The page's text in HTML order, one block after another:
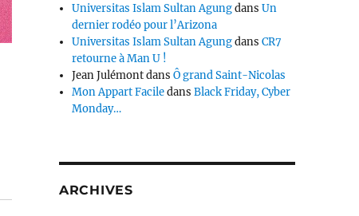
Universitas Islam Sultan AgungdansUn
dernier rodéo pour l’Arizona
Universitas Islam Sultan AgungdansCR7
retourne à Man U !
Jean JulémontdansÔ grand Saint-Nicolas
Mon Appart FaciledansBlack Friday, Cyber
Monday…
ARCHIVES